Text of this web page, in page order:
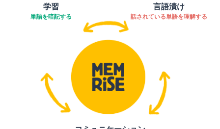
学習
単語を暗記する
言語漬け
話されている単語を理解する